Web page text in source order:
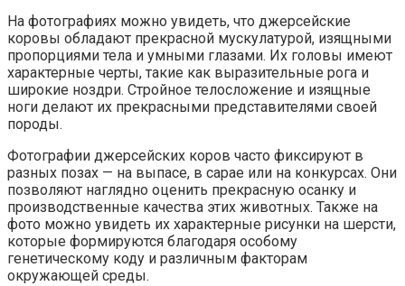
На фотографиях можно увидеть, что джерсейские
коровы обладают прекрасной мускулатурой, изящными
пропорциями тела и умными глазами. Их головы имеют
характерные черты, такие как выразительные рога и
широкие ноздри. Стройное телосложение и изящные
ноги делают их прекрасными представителями своей
породы.
Фотографии джерсейских коров часто фиксируют в
разных позах — на выпасе, в сарае или на конкурсах. Они
позволяют наглядно оценить прекрасную осанку и
производственные качества этих животных. Также на
фото можно увидеть их характерные рисунки на шерсти,
которые формируются благодаря особому
генетическому коду и различным факторам
окружающей среды.